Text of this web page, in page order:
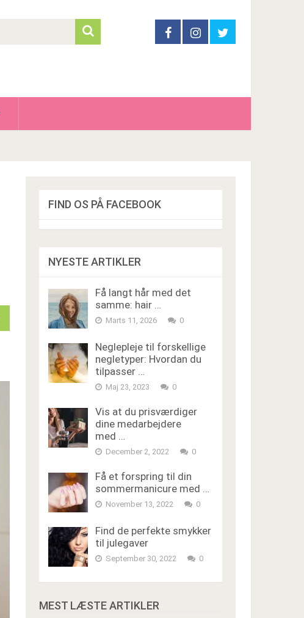
FIND OS PÅ FACEBOOK
NYESTE ARTIKLER
Få langt hår med det
samme: hair …
Marts 11, 2026 0
Neglepleje til forskellige
negletyper: Hvordan du
tilpasser …
Maj 23, 2023 0
Vis at du prisværdiger
dine medarbejdere
med …
December 2, 2022 0
Få et forspring til din
sommermanicure med …
November 13, 2022 0
Find de perfekte smykker
til julegaver
September 30, 2022 0
MEST LÆSTE ARTIKLER